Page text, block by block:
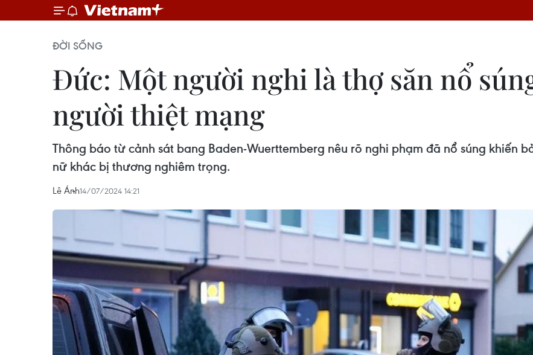
ĐỜI SỐNG
Đức: Một người nghi là thợ săn nổ
người thiệt mạng
Thông báo từ cảnh sát bang Baden-Wuerttemberg nêu rõ nghi phạm đã nổ súng khiến
nữ khác bị thương nghiêm trọng.
Lê Ánh14/07/2024 14:21